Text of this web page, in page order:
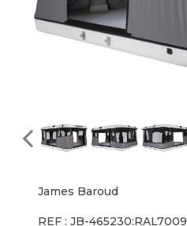
James Baroud
REF : JB-465230:RAL7009